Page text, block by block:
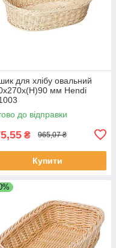
для хлібу овальний
мм Hendi
до відправки
₴ 965,07 ₴
Купити